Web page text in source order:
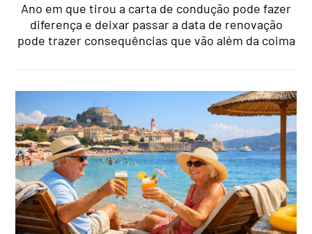
Ano em que tirou a carta de condução pode fazer
diferença e deixar passar a data de renovação
pode trazer consequências que vão além da coima